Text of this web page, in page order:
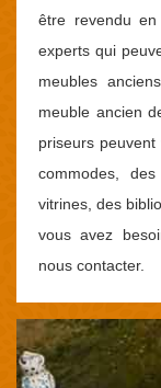
être revendu
experts qui
meubles
meuble ancien
priseurs
commodes,
vitrines, des
vous avez
nous contacter.